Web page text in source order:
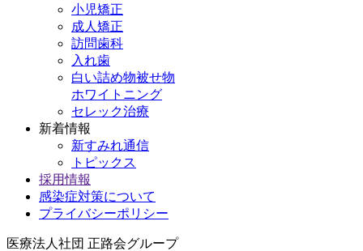
小児矯正
成人矯正
訪問歯科
入れ歯
白い詰め物被せ物
ホワイトニング
セレック治療
新着情報
新すみれ通信
トピックス
採用情報
感染症対策について
プライバシーポリシー
医療法人社団 正路会グループ